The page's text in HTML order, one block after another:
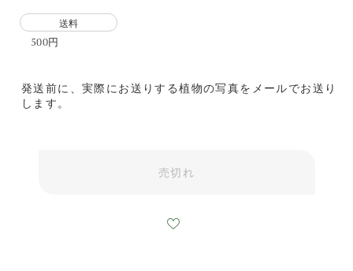
送料
500円
発送前に、実際にお送りする植物の写真をメールでお送り
します。
売切れ